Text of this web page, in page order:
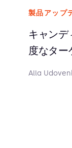
製品アップ
キャンデ
度なター
Alla